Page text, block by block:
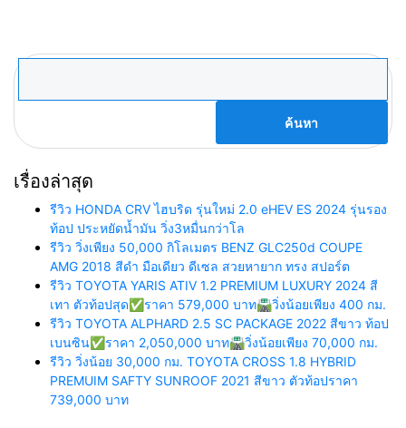
ค้นหา
เรื่องล่าสุด
รีวิว HONDA CRV ไฮบริด รุ่นใหม่ 2.0 eHEV ES 2024 รุ่นรอง
ท้อป ประหยัดน้ำมัน วิ่ง3หมื่นกว่าโล
รีวิว วิ่งเพียง 50,000 กิโลเมตร BENZ GLC250d COUPE
AMG 2018 สีดำ มือเดียว ดีเซล สวยหายาก ทรง สปอร์ต
รีวิว TOYOTA YARIS ATIV 1.2 PREMIUM LUXURY 2024 สี
เทา ตัวท้อปสุด✅ราคา 579,000 บาท🛣️วิ่งน้อยเพียง 400 กม.
รีวิว TOYOTA ALPHARD 2.5 SC PACKAGE 2022 สีขาว ท้อป
เบนซิน✅ราคา 2,050,000 บาท🛣️วิ่งน้อยเพียง 70,000 กม.
รีวิว วิ่งน้อย 30,000 กม. TOYOTA CROSS 1.8 HYBRID
PREMUIM SAFTY SUNROOF 2021 สีขาว ตัวท้อปราคา
739,000 บาท